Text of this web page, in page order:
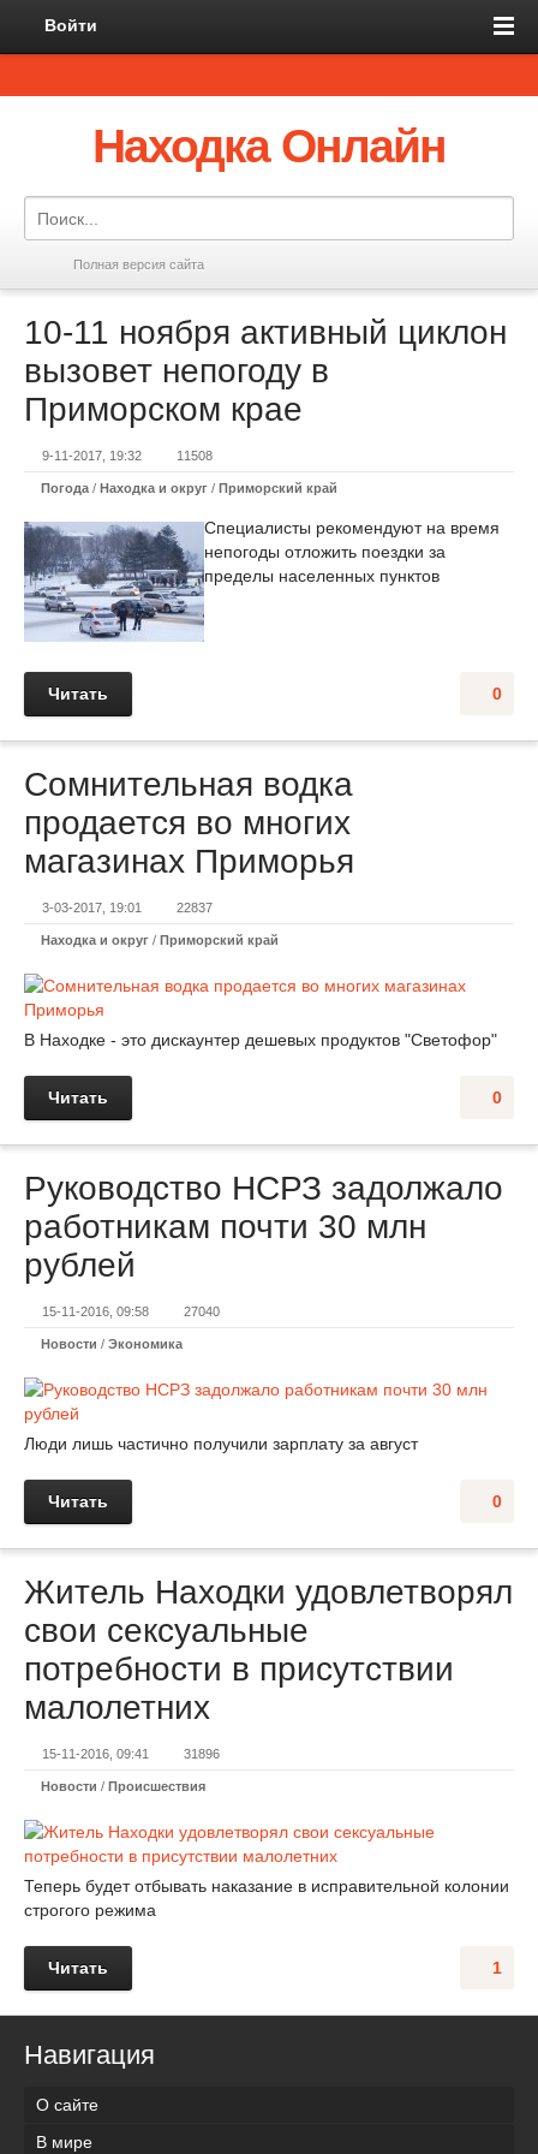
Войти
Находка Онлайн
Полная версия сайта
10-11 ноября активный циклон
вызовет непогоду в
Приморском крае
9-11-2017, 19:32 11508
Погода / Находка и округ / Приморский край
Специалисты рекомендуют на время
непогоды отложить поездки за
пределы населенных пунктов
0
Читать
Сомнительная водка
продается во многих
магазинах Приморья
3-03-2017, 19:01 22837
Находка и округ / Приморский край
В Находке - это дискаунтер дешевых продуктов "Светофор"
0
Читать
Руководство НСРЗ задолжало
работникам почти 30 млн
рублей
15-11-2016, 09:58 27040
Новости / Экономика
Люди лишь частично получили зарплату за август
0
Читать
Житель Находки удовлетворял
свои сексуальные
потребности в присутствии
малолетних
15-11-2016, 09:41 31896
Новости / Происшествия
Теперь будет отбывать наказание в исправительной колонии
строгого режима
1
Читать
Навигация
О сайте
В мире